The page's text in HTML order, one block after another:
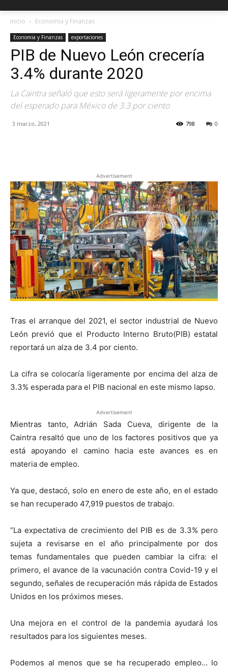
Inicio Economia y Finanzas
Economia y Finanzas exportaciones
PIB de Nuevo León crecería
3.4% durante 2020
La Caintra señaló que esto será ligeramente por encima
del esperado para México de 3.3 por ciento
3 marzo, 2021 0
798
Advertisement
Tras el arranque del 2021, el sector industrial de Nuevo
León previó que el Producto Interno Bruto(PIB) estatal
reportará un alza de 3.4 por ciento.
La cifra se colocaría ligeramente por encima del alza de
3.3% esperada para el PIB nacional en este mismo lapso.
Advertisement
Mientras tanto, Adrián Sada Cueva, dirigente de la
Caintra resaltó que uno de los factores positivos que ya
está apoyando el camino hacia este avances es en
materia de empleo.
Ya que, destacó, solo en enero de este año, en el estado
se han recuperado 47,919 puestos de trabajo.
“La expectativa de crecimiento del PIB es de 3.3% pero
sujeta a revisarse en el año principalmente por dos
temas fundamentales que pueden cambiar la cifra: el
primero, el avance de la vacunación contra Covid-19 y el
segundo, señales de recuperación más rápida de Estados
Unidos en los próximos meses.
Una mejora en el control de la pandemia ayudará los
resultados para los siguientes meses.
Podemos al menos que se ha recuperado empleo… lo